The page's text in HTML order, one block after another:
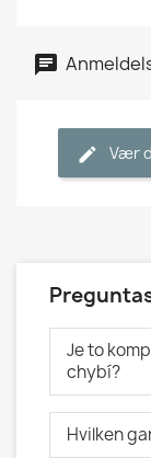
Vær
Je to
chybí?
Hvilken